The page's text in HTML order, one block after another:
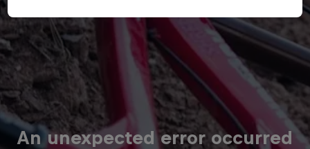
An unexpected error occurred